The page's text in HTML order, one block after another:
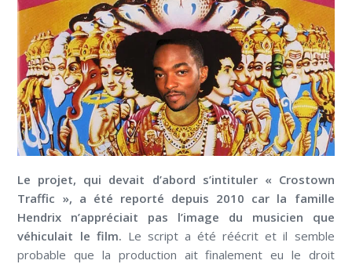
Le projet, qui devait d’abord s’intituler « Crostown
Traffic », a été reporté depuis 2010 car la famille
Hendrix n’appréciait pas l’image du musicien que
véhiculait le film. Le script a été réécrit et il semble
probable que la production ait finalement eu le droit